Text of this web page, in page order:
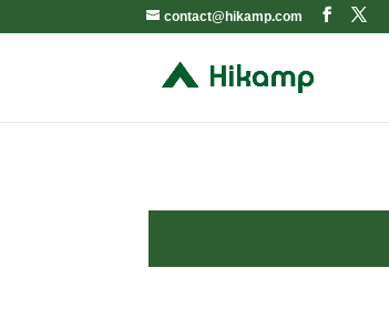
contact@hikamp.com